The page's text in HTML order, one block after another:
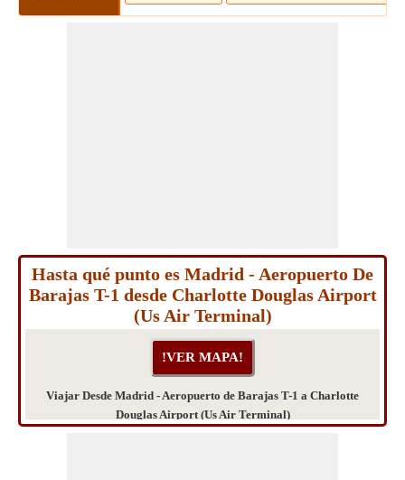
Hasta qué punto es Madrid - Aeropuerto De
Barajas T-1 desde Charlotte Douglas Airport
(Us Air Terminal)
Viajar Desde Madrid - Aeropuerto de Barajas T-1 a Charlotte
Douglas Airport (Us Air Terminal)